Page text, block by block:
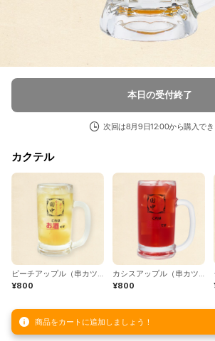
本日の受付終了
次回は8月9日12:00から購入で
カクテル
ピーチアップル（串カツ田中）
¥800
カシスアップル（串カツ田中）
¥800
商品をカートに追加しましょう！